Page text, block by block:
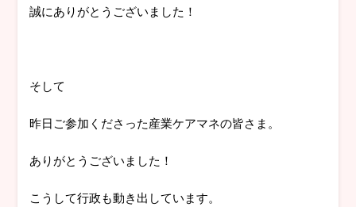
誠にありがとうございました！
そして
昨日ご参加くださった産業ケアマネの皆さま。
ありがとうございました！
こうして行政も動き出しています。